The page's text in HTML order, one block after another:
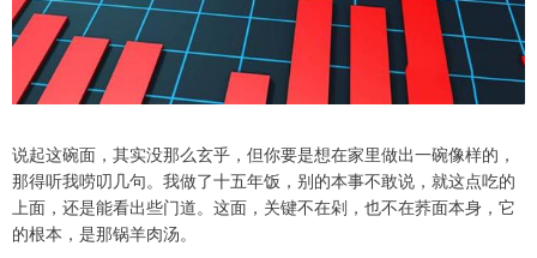
说起这碗面，其实没那么玄乎，但你要是想在家里做出一碗像样的，
那得听我唠叨几句。我做了十五年饭，别的本事不敢说，就这点吃的
上面，还是能看出些门道。这面，关键不在剁，也不在荞面本身，它
的根本，是那锅羊肉汤。